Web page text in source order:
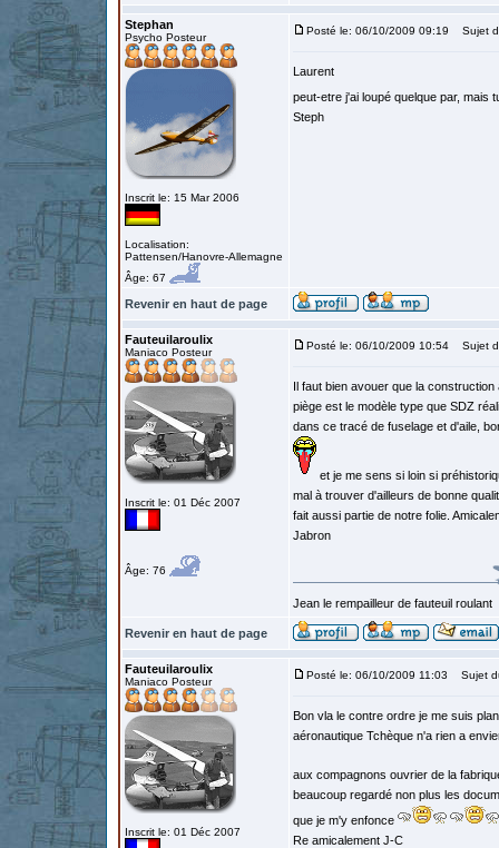
Stephan
Psycho Posteur
Inscrit le: 15 Mar 2006
Localisation:
Pattensen/Hanovre-Allemagne
Âge: 67
Posté le: 06/10/2009 09:19 Sujet
Laurent
peut-etre j'ai loupé quelque par, mais
Steph
Revenir en haut de page
Fauteuilaroulix
Maniaco Posteur
Inscrit le: 01 Déc 2007
Âge: 76
Posté le: 06/10/2009 10:54 Sujet
Il faut bien avouer que la
piège est le modèle type que SDZ
dans ce tracé de fuselage et d'aile,
et je me sens si loin si
mal à trouver d'ailleurs de bonne
fait aussi partie de notre folie.
Jabron
Jean le rempailleur de fauteuil roulant
Revenir en haut de page
Fauteuilaroulix
Maniaco Posteur
Inscrit le: 01 Déc 2007
Posté le: 06/10/2009 11:03 Sujet
Bon vla le contre ordre je me suis
aéronautique Tchèque n'a rien a
aux compagnons ouvrier de la
beaucoup regardé non plus les
que je m'y enfonce
Re amicalement J-C